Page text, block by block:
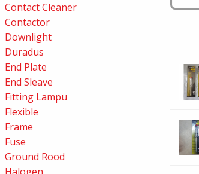
Contact Cleaner
Contactor
Downlight
Duradus
End Plate
End Sleave
Fitting Lampu
Flexible
Frame
Fuse
Ground Rood